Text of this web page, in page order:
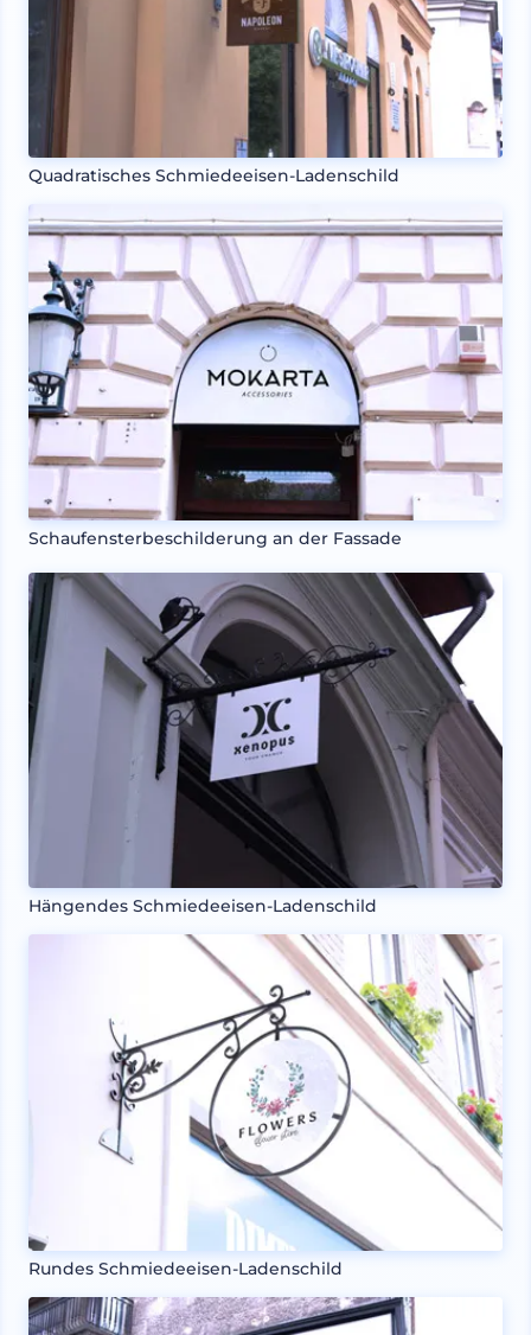
Quadratisches Schmiedeeisen-Ladenschild
Schaufensterbeschilderung an der Fassade
Hängendes Schmiedeeisen-Ladenschild
Rundes Schmiedeeisen-Ladenschild